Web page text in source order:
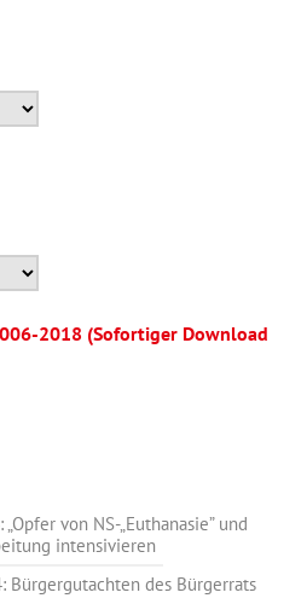
2018 (Sofortiger Download
von NS-„Euthanasie” und
intensivieren
Bürgergutachten des Bürgerrats